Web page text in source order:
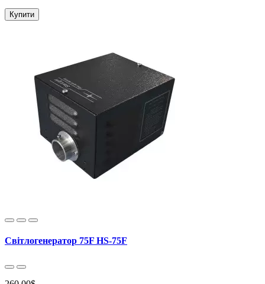
Купити
Світлогенератор 75F HS-75F